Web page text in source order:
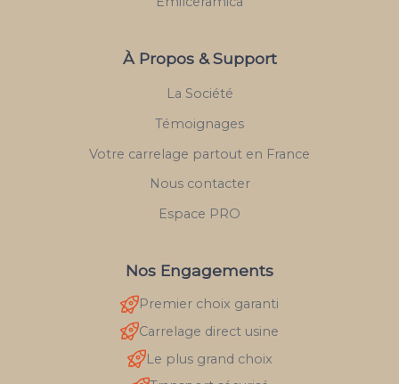
À Propos & Support
La Société
Témoignages
Votre carrelage partout en France
Nous contacter
Espace PRO
Nos Engagements
Premier choix garanti
Carrelage direct usine
Le plus grand choix